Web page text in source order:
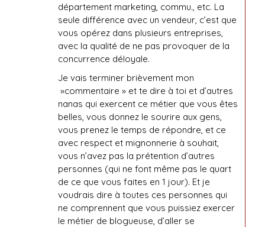
département marketing, commu., etc. La
seule différence avec un vendeur, c’est que
vous opérez dans plusieurs entreprises,
avec la qualité de ne pas provoquer de la
concurrence déloyale.
Je vais terminer brièvement mon
»commentaire » et te dire à toi et d’autres
nanas qui exercent ce métier que vous êtes
belles, vous donnez le sourire aux gens,
vous prenez le temps de répondre, et ce
avec respect et mignonnerie à souhait,
vous n’avez pas la prétention d’autres
personnes (qui ne font même pas le quart
de ce que vous faites en 1 jour). Et je
voudrais dire à toutes ces personnes qui
ne comprennent que vous puissiez exercer
le métier de blogueuse, d’aller se